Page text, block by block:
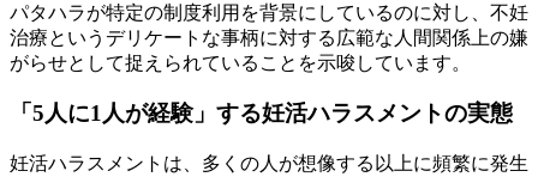
パタハラが特定の制度利用を背景にしているのに対し、不妊
治療というデリケートな事柄に対する広範な人間関係上の嫌
がらせとして捉えられていることを示唆しています。
「5人に1人が経験」する妊活ハラスメントの実態
妊活ハラスメントは、多くの人が想像する以上に頻繁に発生